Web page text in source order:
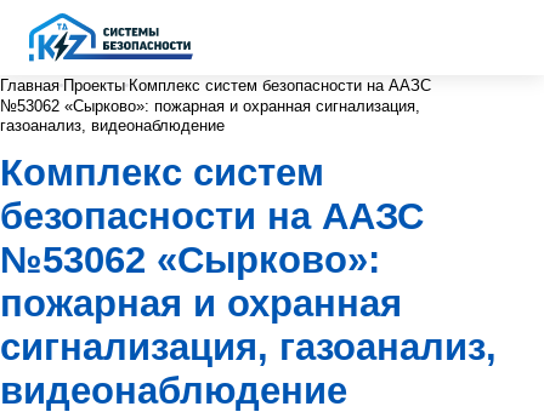
Главная Проекты Комплекс систем безопасности на ААЗС
№53062 «Сырково»: пожарная и охранная сигнализация,
газоанализ, видеонаблюдение
Комплекс систем
безопасности на ААЗС
№53062 «Сырково»:
пожарная и охранная
сигнализация, газоанализ,
видеонаблюдение